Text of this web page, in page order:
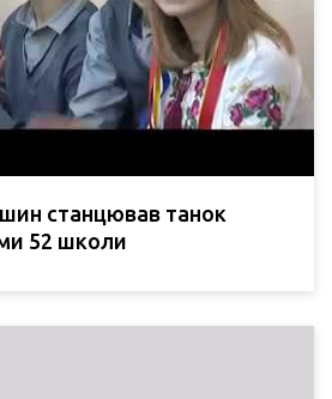
станцював танок
52 школи